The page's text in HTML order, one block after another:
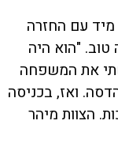
מיד עם החזרה
"הוא היה
את המשפחה
ואז, בכניסה
הצוות מיהר